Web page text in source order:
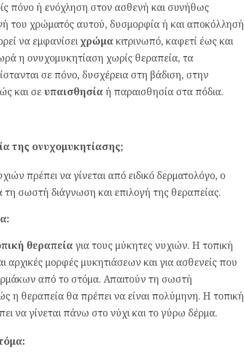
πόνο ή ενόχληση στον ασθενή και συνήθως
του χρώματός αυτού, δυσμορφία ή και αποκόλλησή
να εμφανίσειχρώμα κιτρινωπό, καφετί έως και
η ονυχομυκητίαση χωρίς θεραπεία, τα
σε πόνο, δυσχέρεια στη βάδιση, στην
και σευπαισθησίαή παραισθησία στα πόδια.
της ονυχομυκητίασης;
πρέπει να γίνεται από ειδικό δερματολόγο, ο
τη σωστή διάγνωση και επιλογή της θεραπείας.
θεραπείαγια τους μύκητες νυχιών. Η τοπική
αρχικές μορφές μυκητιάσεων και για ασθενείς που
από το στόμα. Απαιτούν τη σωστή
η θεραπεία θα πρέπει να είναι πολύμηνη. Η τοπική
να γίνεται πάνω στο νύχι και το γύρω δέρμα.